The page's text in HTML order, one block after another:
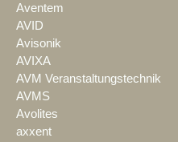
Aventem
AVID
Avisonik
AVIXA
AVM Veranstaltungstechnik
AVMS
Avolites
axxent